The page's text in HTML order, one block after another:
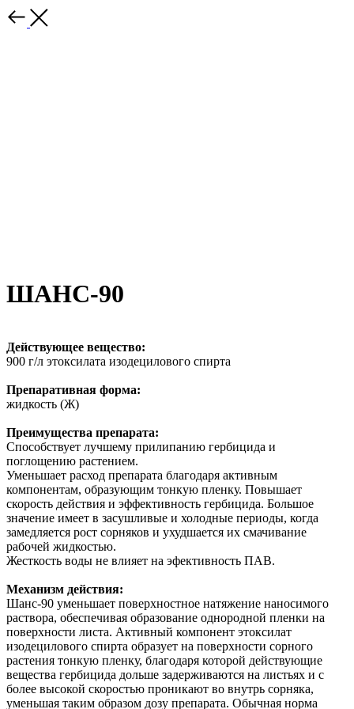
ШАНС-90
Действующее вещество:
900 г/л этоксилата изодецилового спирта
Препаративная форма:
жидкость (Ж)
Преимущества препарата:
Способствует лучшему прилипанию гербицида и
поглощению растением.
Уменьшает расход препарата благодаря активным
компонентам, образующим тонкую пленку. Повышает
скорость действия и эффективность гербицида. Большое
значение имеет в засушливые и холодные периоды, когда
замедляется рост сорняков и ухудшается их смачивание
рабочей жидкостью.
Жесткость воды не влияет на эфективность ПАВ.
Механизм действия:
Шанс-90 уменьшает поверхностное натяжение наносимого
раствора, обеспечивая образование однородной пленки на
поверхности листа. Активный компонент этоксилат
изодецилового спирта образует на поверхности сорного
растения тонкую пленку, благодаря которой действующие
вещества гербицида дольше задерживаются на листьях и с
более высокой скоростью проникают во внутрь сорняка,
уменьшая таким образом дозу препарата. Обычная норма